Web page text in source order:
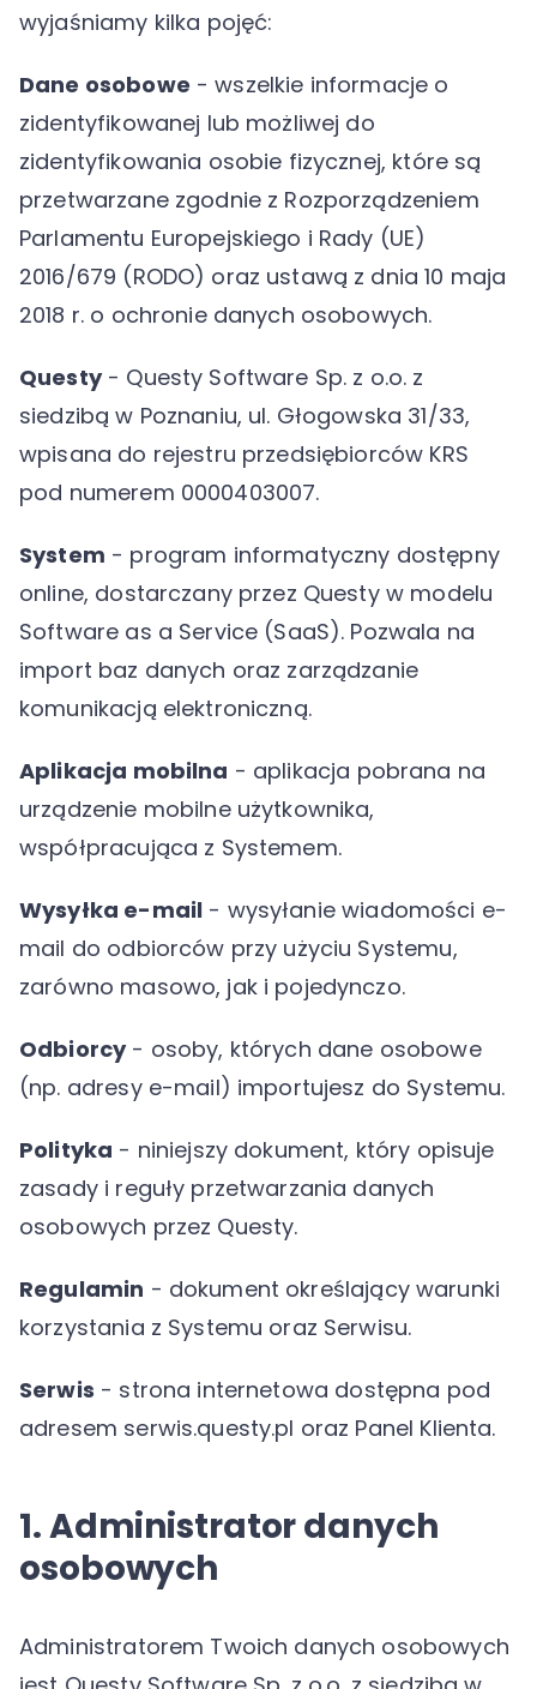
wyjaśniamy kilka pojęć:
Dane osobowe - wszelkie informacje o
zidentyfikowanej lub możliwej do
zidentyfikowania osobie fizycznej, które są
przetwarzane zgodnie z Rozporządzeniem
Parlamentu Europejskiego i Rady (UE)
2016/679 (RODO) oraz ustawą z dnia 10 maja
2018 r. o ochronie danych osobowych.
Questy- Questy Software Sp. z o.o. z
siedzibą w Poznaniu, ul. Głogowska 31/33,
wpisana do rejestru przedsiębiorców KRS
pod numerem 0000403007.
System - program informatyczny dostępny
online, dostarczany przez Questy w modelu
Software as a Service (SaaS). Pozwala na
import baz danych oraz zarządzanie
komunikacją elektroniczną.
Aplikacja mobilna - aplikacja pobrana na
urządzenie mobilne użytkownika,
współpracująca z Systemem.
Wysyłka e-mail - wysyłanie wiadomości e-
mail do odbiorców przy użyciu Systemu,
zarówno masowo, jak i pojedynczo.
Odbiorcy- osoby, których dane osobowe
(np. adresy e-mail) importujesz do Systemu.
Polityka - niniejszy dokument, który opisuje
zasady i reguły przetwarzania danych
osobowych przez Questy.
Regulamin - dokument określający warunki
korzystania z Systemu oraz Serwisu.
Serwis - strona internetowa dostępna pod
adresem serwis.questy.pl oraz Panel Klienta.
1. Administrator danych
osobowych
Administratorem Twoich danych osobowych